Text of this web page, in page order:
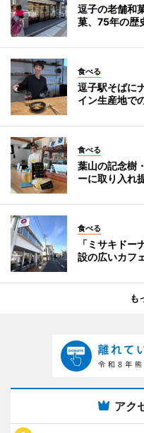
逗子の老舗和
菓、75年の歴
食べる
逗子駅そばに
イン生産地で
食べる
葉山の記念樹
ーに取り入れ
食べる
「ミサキド
設の広いカフ
も
アク